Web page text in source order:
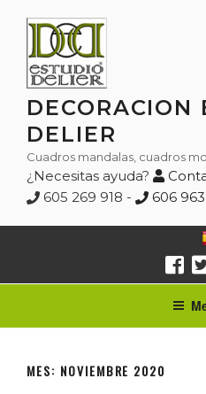
contenido
DECORACION
DELIER
Cuadros mandalas, cuadros
¿Necesitas ayuda?
605 269 918 -
606
MES: NOVIEMBRE 2020